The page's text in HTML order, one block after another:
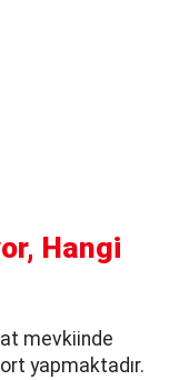
Hangi
mevkiinde
yapmaktadır.